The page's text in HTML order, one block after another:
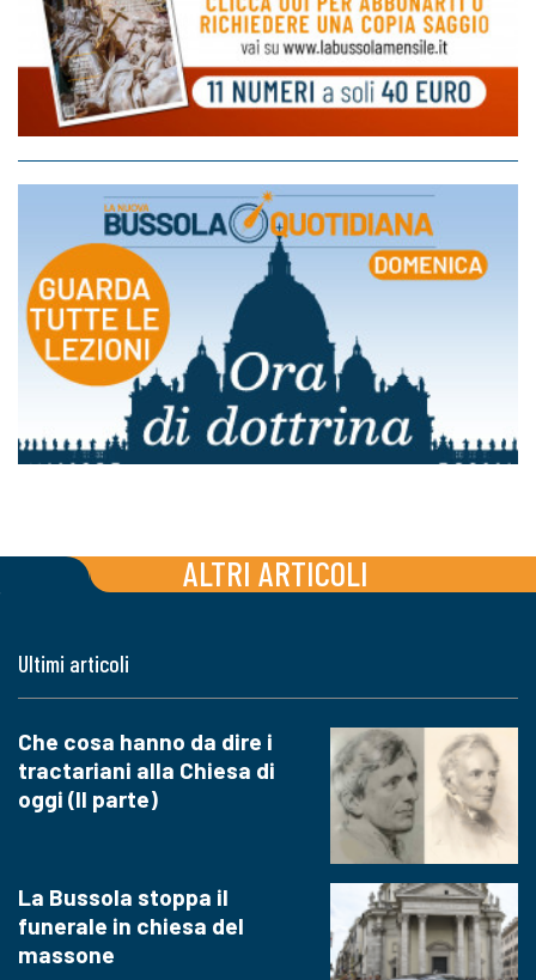
ALTRI ARTICOLI
Ultimi articoli
Che cosa hanno da dire i
tractariani alla Chiesa di
oggi (II parte)
La Bussola stoppa il
funerale in chiesa del
massone